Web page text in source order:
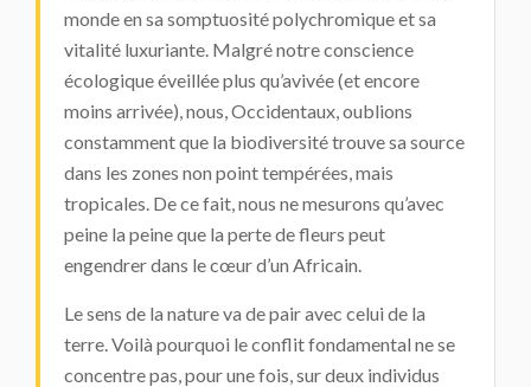
monde en sa somptuosité polychromique et sa
vitalité luxuriante. Malgré notre conscience
écologique éveillée plus qu’avivée (et encore
moins arrivée), nous, Occidentaux, oublions
constamment que la biodiversité trouve sa source
dans les zones non point tempérées, mais
tropicales. De ce fait, nous ne mesurons qu’avec
peine la peine que la perte de fleurs peut
engendrer dans le cœur d’un Africain.
Le sens de la nature va de pair avec celui de la
terre. Voilà pourquoi le conflit fondamental ne se
concentre pas, pour une fois, sur deux individus